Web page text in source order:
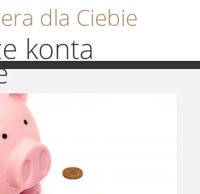
dla Ciebie
konta